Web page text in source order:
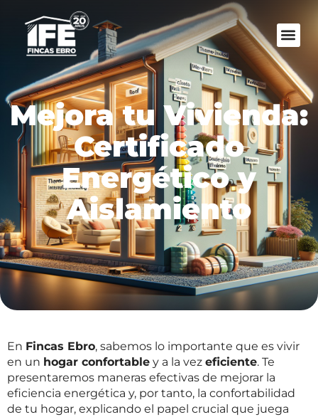
Mejora tu Vivienda:
Certificado
Energético y
Aislamiento
En Fincas Ebro, sabemos lo importante que es vivir
en un hogar confortable y a la vez eficiente. Te
presentaremos maneras efectivas de mejorar la
eficiencia energética y, por tanto, la confortabilidad
de tu hogar, explicando el papel crucial que juega